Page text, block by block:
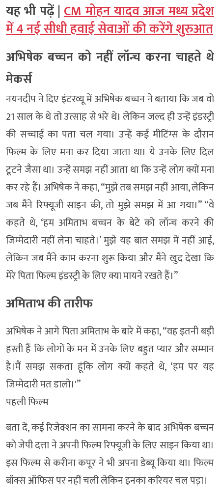
यह भी पढ़ें |CM मोहन यादव आज मध्य प्रदेश
में 4 नई सीधी हवाई सेवाओं की करेंगे शुरुआत
अभिषेक बच्चन को नहीं लॉन्च करना चाहते थे
मेकर्स
नयनदीप ने दिए इंटरव्यू में अभिषेक बच्चन ने बताया कि जब वो
21 साल के थे तो उत्साह से भरे थे। लेकिन जल्द ही उन्हें इंडस्ट्री
की सच्चाई का पता चल गया। उन्हें कई मीटिंग्स के दौरान
फिल्म के लिए मना कर दिया जाता था। ये उनके लिए दिल
टूटने जैसा था। उन्हें समझ नहीं आता था कि उन्हें लोग क्यों मना
कर रहे हैं। अभिषेक ने कहा, “मुझे तब समझ नहीं आया, लेकिन
जब मैंने रिफ्यूजी साइन की, तो मुझे समझ में आ गया।” “वे
कहते थे, ‘हम अमिताभ बच्चन के बेटे को लॉन्च करने की
जिम्मेदारी नहीं लेना चाहते।’ मुझे यह बात समझ में नहीं आई,
लेकिन जब मैंने काम करना शुरू किया और मैंने खुद देखा कि
मेरे पिता फिल्म इंडस्ट्री के लिए क्या मायने रखते हैं।”
अमिताभ की तारीफ
अभिषेक ने आगे पिता अमिताभ के बारे में कहा, “वह इतनी बड़ी
हस्ती हैं कि लोगों के मन में उनके लिए बहुत प्यार और सम्मान
है।मैं समझ सकता हूंकि लोग क्यों कहते थे, ‘हम पर यह
जिम्मेदारी मत डालो।'”
पहली फिल्म
बता दें, कई रिजेक्शन का सामना करने के बाद अभिषेक बच्चन
को जेपी दत्ता ने अपनी फिल्म रिफ्यूजी के लिए साइन किया था।
इस फिल्म से करीना कपूर ने भी अपना डेब्यू किया था। फिल्म
बॉक्स ऑफिस पर नहीं चली लेकिन इनका करियर चल पड़ा।